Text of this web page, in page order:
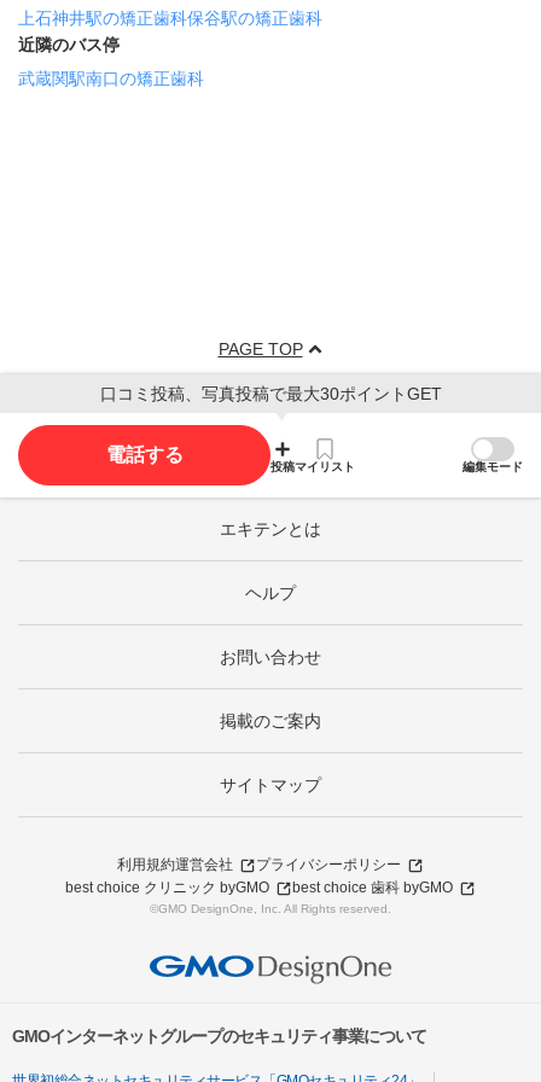
上石神井駅の矯正歯科保谷駅の矯正歯科
近隣のバス停
武蔵関駅南口の矯正歯科
PAGE TOP
口コミ投稿、写真投稿で最大30ポイントGET
電話する
投稿マイリスト 編集モード
エキテンとは
ヘルプ
お問い合わせ
掲載のご案内
サイトマップ
利用規約運営会社
プライバシーポリシー
best choice クリニック byGMO
best choice 歯科 byGMO
©GMO DesignOne, Inc. All Rights reserved.
GMOインターネットグループのセキュリティ事業について